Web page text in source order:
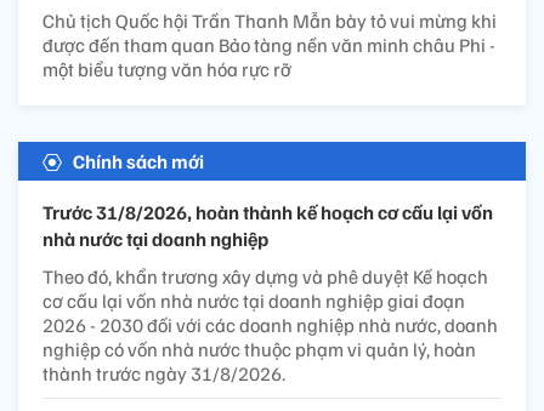
Chủ tịch Quốc hội Trần Thanh Mẫn bày tỏ vui mừng khi
được đến tham quan Bảo tàng nền văn minh châu Phi -
một biểu tượng văn hóa rực rỡ
Chính sách mới
Trước 31/8/2026, hoàn thành kế hoạch cơ cấu lại vốn
nhà nước tại doanh nghiệp
Theo đó, khẩn trương xây dựng và phê duyệt Kế hoạch
cơ cấu lại vốn nhà nước tại doanh nghiệp giai đoạn
2026 - 2030 đối với các doanh nghiệp nhà nước, doanh
nghiệp có vốn nhà nước thuộc phạm vi quản lý, hoàn
thành trước ngày 31/8/2026.